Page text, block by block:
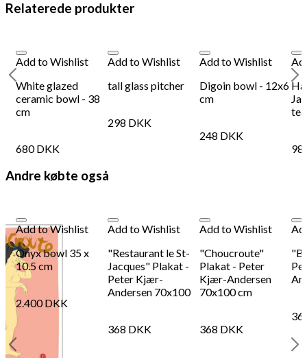
Relaterede produkter
Add to Wishlist
White glazed
ceramic bowl - 38
cm
680DKK
Add to Wishlist
tall glass pitcher
298 DKK
Add to Wishlist
Digoin bowl - 12x6
cm
248 DKK
98
Andre købte også
Add to Wishlist
Onyx bowl 35 x
10.5 cm
2.400DKK
Add to Wishlist
"Restaurant le St-
Jacques" Plakat -
Peter Kjær-
Andersen 70x100
368 DKK
Add to Wishlist
"Choucroute"
Plakat - Peter
Kjær-Andersen
70x100 cm
368 DKK